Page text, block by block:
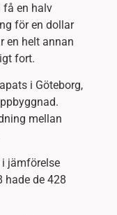
få en halv
för en dollar
en helt annan
fort.
i Göteborg,
mellan
jämförelse
hade de 428